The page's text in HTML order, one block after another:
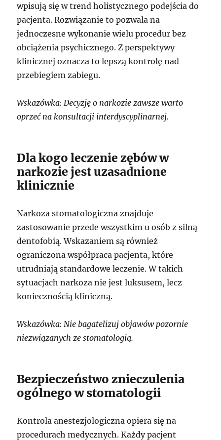
wpisują się w trend holistycznego podejścia do
pacjenta. Rozwiązanie to pozwala na
jednoczesne wykonanie wielu procedur bez
obciążenia psychicznego. Z perspektywy
klinicznej oznacza to lepszą kontrolę nad
przebiegiem zabiegu.
Wskazówka: Decyzję o narkozie zawsze warto
oprzeć na konsultacji interdyscyplinarnej.
Dla kogo leczenie zębów w
narkozie jest uzasadnione
klinicznie
Narkoza stomatologiczna znajduje
zastosowanie przede wszystkim u osób z silną
dentofobią. Wskazaniem są również
ograniczona współpraca pacjenta, które
utrudniają standardowe leczenie. W takich
sytuacjach narkoza nie jest luksusem, lecz
koniecznością kliniczną.
Wskazówka: Nie bagatelizuj objawów pozornie
niezwiązanych ze stomatologią.
Bezpieczeństwo znieczulenia
ogólnego w stomatologii
Kontrola anestezjologiczna opiera się na
procedurach medycznych. Każdy pacjent